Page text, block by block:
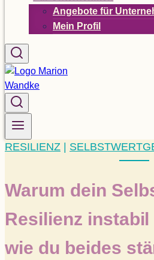
Ange­bote für
Mein Pro­fil
RESILIENZ
Warum dein
Resi­li­enz
wie du bei­des